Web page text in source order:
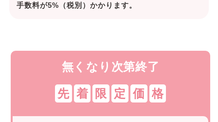
手数料が5%（税別）かかります。
無くなり次第終了
先 着 限 定 価 格